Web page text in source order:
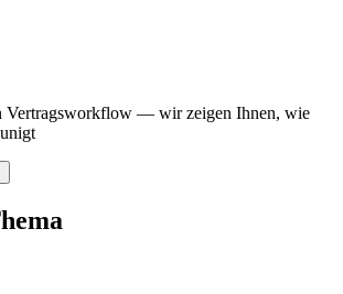
Vertragsworkflow — wir zeigen Ihnen, wie